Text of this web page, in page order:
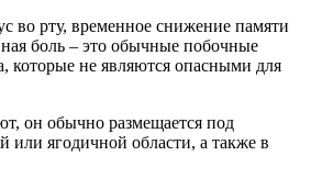
во рту, временное снижение памяти
боль – это обычные побочные
которые не являются опасными для
он обычно размещается под
или ягодичной области, а также в